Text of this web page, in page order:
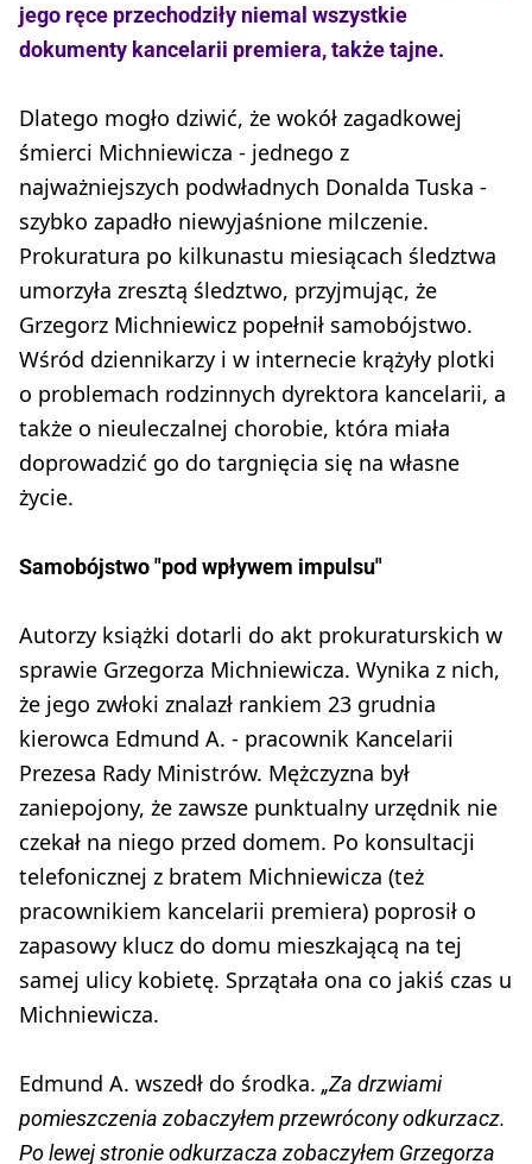
jego ręce przechodziły niemal wszystkie
dokumenty kancelarii premiera, także tajne.
Dlatego mogło dziwić, że wokół zagadkowej
śmierci Michniewicza - jednego z
najważniejszych podwładnych Donalda Tuska -
szybko zapadło niewyjaśnione milczenie.
Prokuratura po kilkunastu miesiącach śledztwa
umorzyła zresztą śledztwo, przyjmując, że
Grzegorz Michniewicz popełnił samobójstwo.
Wśród dziennikarzy i w internecie krążyły plotki
o problemach rodzinnych dyrektora kancelarii, a
także o nieuleczalnej chorobie, która miała
doprowadzić go do targnięcia się na własne
życie.
Samobójstwo "pod wpływem impulsu"
Autorzy książki dotarli do akt prokuraturskich w
sprawie Grzegorza Michniewicza. Wynika z nich,
że jego zwłoki znalazł rankiem 23 grudnia
kierowca Edmund A. - pracownik Kancelarii
Prezesa Rady Ministrów. Mężczyzna był
zaniepojony, że zawsze punktualny urzędnik nie
czekał na niego przed domem. Po konsultacji
telefonicznej z bratem Michniewicza (też
pracownikiem kancelarii premiera) poprosił o
zapasowy klucz do domu mieszkającą na tej
samej ulicy kobietę. Sprzątała ona co jakiś czas u
Michniewicza.
Edmund A. wszedł do środka. „Za drzwiami
pomieszczenia zobaczyłem przewrócony odkurzacz.
Po lewej stronie odkurzacza zobaczyłem Grzegorza